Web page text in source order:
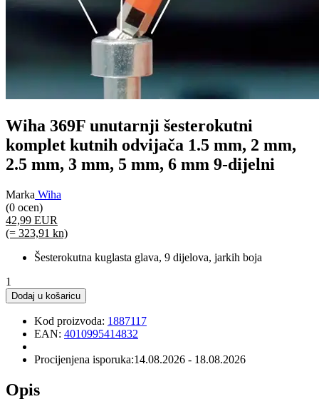
Wiha 369F unutarnji šesterokutni
komplet kutnih odvijača 1.5 mm, 2 mm,
2.5 mm, 3 mm, 5 mm, 6 mm 9-dijelni
Marka Wiha
(0 ocen)
42,99 EUR
(= 323,91 kn)
Šesterokutna kuglasta glava, 9 dijelova, jarkih boja
1
Dodaj u košaricu
Kod proizvoda: 1887117
EAN: 4010995414832
Procijenjena isporuka:14.08.2026 - 18.08.2026
Opis